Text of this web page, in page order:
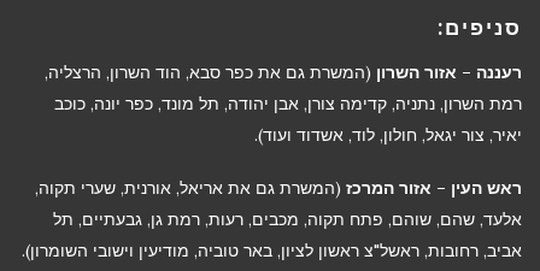
סניפים:
רעננה – אזור השרון (המשרת גם את כפר סבא, הוד השרון, הרצליה,
רמת השרון, נתניה, קדימה צורן, אבן יהודה, תל מונד, כפר יונה, כוכב
יאיר, צור יגאל, חולון, לוד, אשדוד ועוד).
ראש העין – אזור המרכז (המשרת גם את אריאל, אורנית, שערי תקוה,
אלעד, שהם, שוהם, פתח תקוה, מכבים, רעות, רמת גן, גבעתיים, תל
אביב, רחובות, ראשל"צ ראשון לציון, באר טוביה, מודיעין וישובי השומרון).